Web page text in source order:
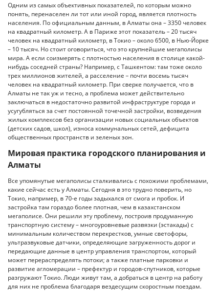
Одним из самых объективных показателей, по которым можно
понять, перенаселен ли тот или иной город, является плотность
населения. По официальным данным, в Алматы она – 3350 человек
на квадратный километр. А в Париже этот показатель – 20 тысяч
человек на квадратный километр, в Токио – около 6500, в Нью-Йорке
– 10 тысяч. Но стоит оговориться, что это крупнейшие мегаполисы
мира. А если соизмерять с плотностью населения в столице какой-
нибудь соседней страны? Например, с Ташкентом: там тоже около
трех миллионов жителей, а расселение – почти восемь тысяч
человек на квадратный километр. При сверке получается, что в
Алматы не так уж и тесно, а проблема может действительно
заключаться в недостаточно развитой инфраструктуре города и
усугубляться за счет постоянной точечной застройки, возведения
жилых комплексов без организации новых социальных объектов
(детских садов, школ), износа коммунальных сетей, дефицита
общественных пространств и зеленых зон.
Мировая практика городского планирования и
Алматы
Все упомянутые мегаполисы сталкивались с похожими проблемами,
какие сейчас есть у Алматы. Сегодня в это трудно поверить, но
Токио, например, в 70-е годы задыхался от смога и пробок. И
застройка там гораздо более плотная, чем в казахстанском
мегаполисе. Они решили эту проблему, построив продуманную
транспортную систему – многоуровневые развязки (эстакады) с
минимальным количеством перекрестков, умные светофоры,
ультразвуковые датчики, определяющие загруженность дорог и
передающие данные в центр управления транспортом, который
может перераспределять потоки; а также платные парковки и
развитие агломерации – префектур и городов-спутников, которые
разгружают Токио. Люди живут там, а добраться в центр на работу
для них не проблема благодаря вездесущим скоростным поездам.